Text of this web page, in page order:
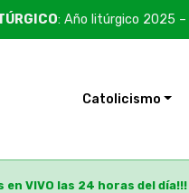
: Año litúrgico 2025
Catolicismo
en VIVO las 24 horas del día!!!